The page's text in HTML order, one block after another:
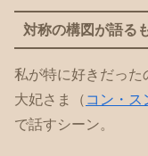
対称の構図が語る
私が特に好きだった
大妃さま（ コン・ス
で話すシーン。